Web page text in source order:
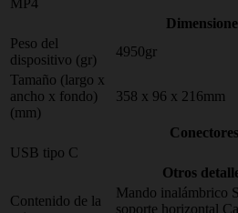
MP4
Peso del
dispositivo (gr)
4950gr
Tamaño (largo x
ancho x fondo)
(mm)
358 x 96 x 216mm
Conectores
USB tipo C
Otros
Contenido de la
Mando inalámbrico
soporte horizontal